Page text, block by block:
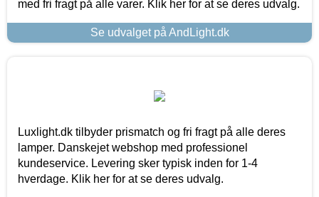
med fri fragt på alle varer. Klik her for at se deres udvalg.
Se udvalget på AndLight.dk
Luxlight.dk tilbyder prismatch og fri fragt på alle deres
lamper. Danskejet webshop med professionel
kundeservice. Levering sker typisk inden for 1-4
hverdage. Klik her for at se deres udvalg.